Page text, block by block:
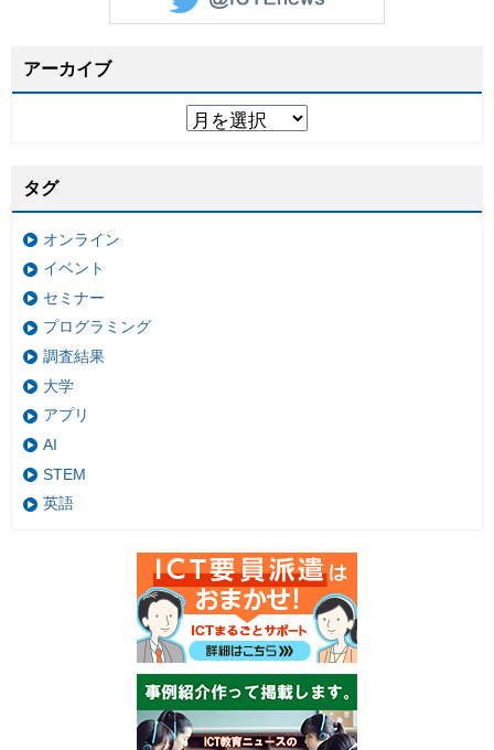
アーカイブ
タグ
オンライン
イベント
セミナー
プログラミング
調査結果
大学
アプリ
AI
STEM
英語